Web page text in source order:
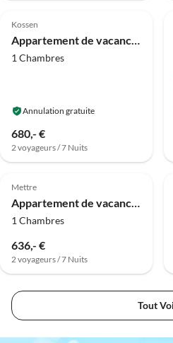
Kossen
Appartement de vacances Studio de Lucy
1 Chambres
Annulation gratuite
680,- €
2 voyageurs / 7 Nuits
Annonce
Mettre
Appartement de vacances Loas - Côté Ensoleillé
1 Chambres
636,- €
2 voyageurs / 7 Nuits
Tout